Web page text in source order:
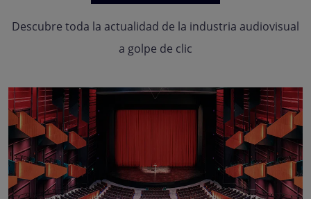
Descubre toda la actualidad de la industria audiovisual
a golpe de clic